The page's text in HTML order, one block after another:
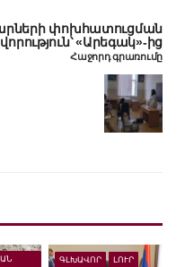
փոխհատուցման
«Արեգակ»-ից
Հաջորդ գրառումը
ԳԼԽԱՎՈՐ ԼՈՒՐ